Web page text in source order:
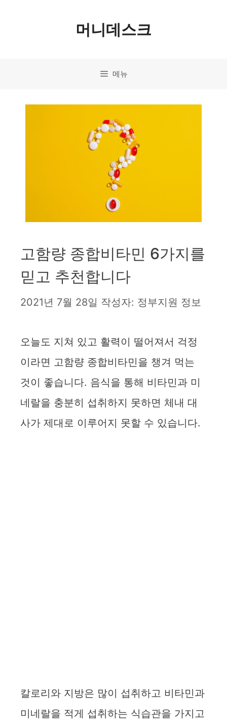
머니데스크
메뉴
고함량 종합비타민 6가지를
믿고 추천합니다
2021년 7월 28일 작성자: 정부지원 정보
오늘도 지쳐 있고 활력이 떨어져서 걱정
이라면 고함량 종합비타민을 챙겨 먹는
것이 좋습니다. 음식을 통해 비타민과 미
네랄을 충분히 섭취하지 못하면 체내 대
사가 제대로 이루어지 못할 수 있습니다.
칼로리와 지방은 많이 섭취하고 비타민과
미네랄을 적게 섭취하는 식습관을 가지고